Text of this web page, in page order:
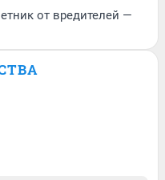
от вредителей —